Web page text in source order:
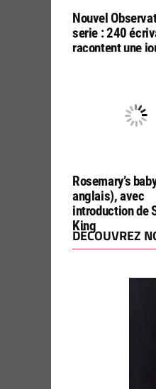
Nouvel
serie : 240
racontent une
Rosemary’s
anglais), avec
introduction de
King
DÉCOUVREZ